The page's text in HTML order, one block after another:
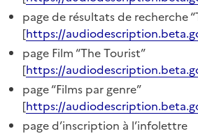
page de résultats de recherche
[https://
page Film “The Tourist”
[https://
page “Films par genre”
[https://
page d’inscription à l’infolettre